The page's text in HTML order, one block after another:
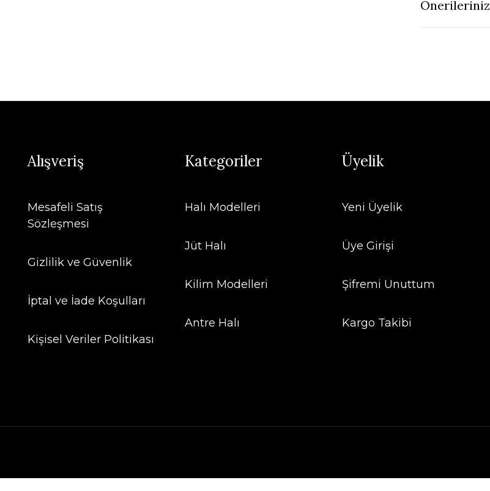
Önerileriniz
Alışveriş
Mesafeli Satış
Sözleşmesi
Gizlilik ve Güvenlik
İptal ve İade Koşulları
Kişisel Veriler Politikası
Kategoriler
Halı Modelleri
Jüt Halı
Kilim Modelleri
Antre Halı
Üyelik
Yeni Üyelik
Üye Girişi
Şifremi Unuttum
Kargo Takibi